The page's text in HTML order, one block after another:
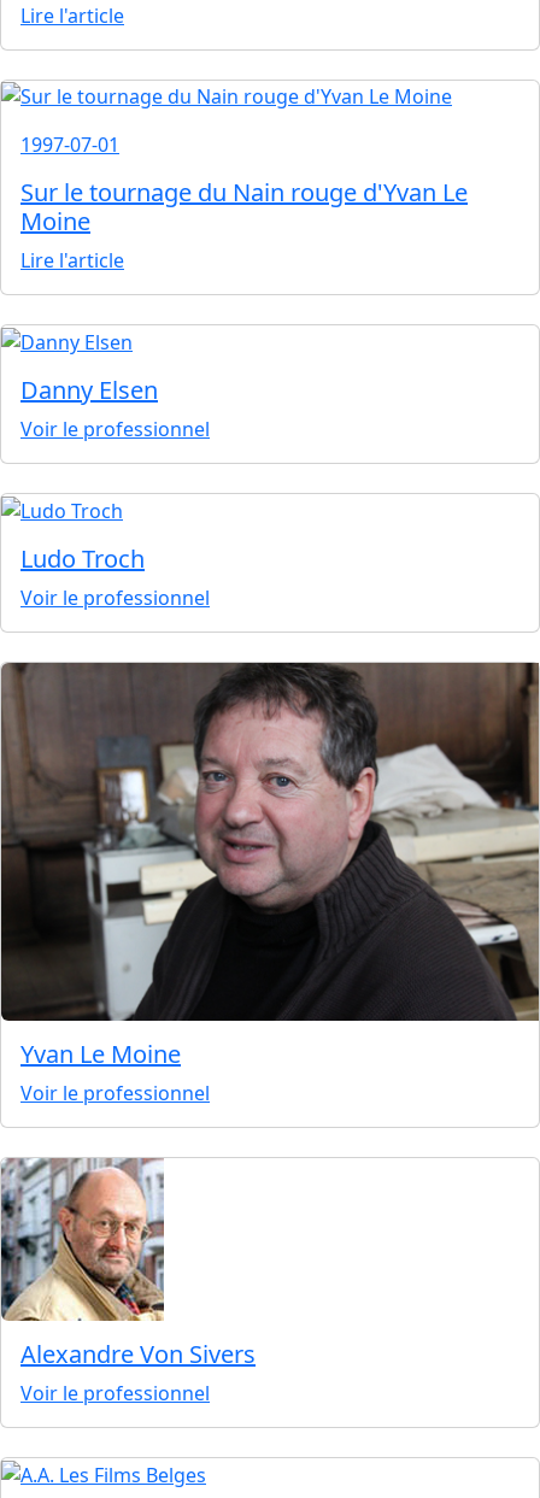
Lire l'article
1997-07-01
Sur le tournage du Nain rouge d'Yvan Le
Moine
Lire l'article
Danny Elsen
Voir le professionnel
Ludo Troch
Voir le professionnel
Yvan Le Moine
Voir le professionnel
Alexandre Von Sivers
Voir le professionnel